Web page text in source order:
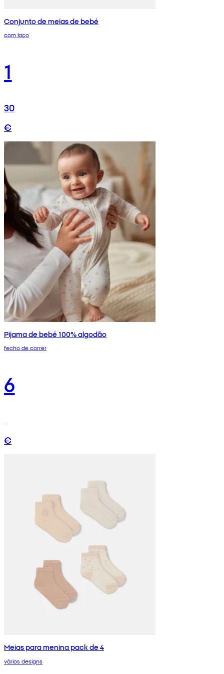
Conjunto de meias de bebé
com laço
1
30
€
Pijama de bebé 100% algodão
fecho de correr
6
€
Meias para menina pack de 4
vários designs